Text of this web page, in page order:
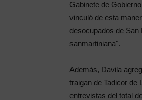
Gabinete de
vinculó de esta
desocupados de San
sanmartiniana".
Además, Davila
traigan de Tadicor de
entrevistas del total